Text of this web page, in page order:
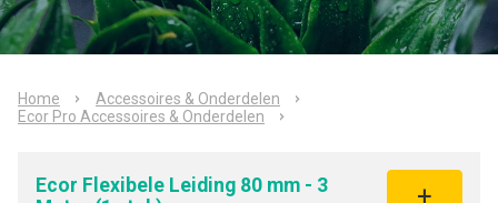
Home
Accessoires & Onderdelen
Ecor Pro Accessoires & Onderdelen
Ecor Flexibele Leiding 80 mm - 3